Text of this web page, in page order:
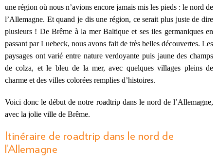
une région où nous n’avions encore jamais mis les pieds : le nord de
l’Allemagne. Et quand je dis une région, ce serait plus juste de dire
plusieurs ! De Brême à la mer Baltique et ses iles germaniques en
passant par Luebeck, nous avons fait de très belles découvertes. Les
paysages ont varié entre nature verdoyante puis jaune des champs
de colza, et le bleu de la mer, avec quelques villages pleins de
charme et des villes colorées remplies d’histoires.
Voici donc le début de notre roadtrip dans le nord de l’Allemagne,
avec la jolie ville de Brême.
Itinéraire de roadtrip dans le nord de
l’Allemagne